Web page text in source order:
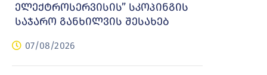
ელექტროსერვისის” სკოპინგის
საჯარო განხილვის შესახებ
07/08/2026